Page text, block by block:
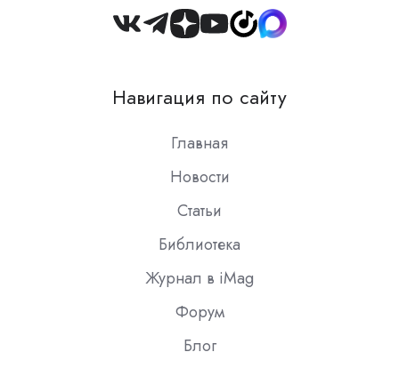
Join
Slack
Навигация по сайту
Главная
Новости
Статьи
Библиотека
Журнал в iMag
Форум
Блог